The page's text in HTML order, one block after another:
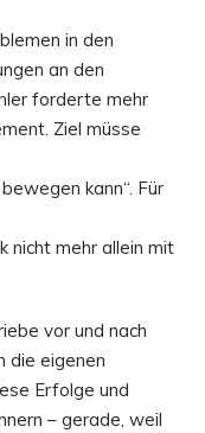
in den
an den
forderte mehr
Ziel müsse
kann“. Für
nicht mehr allein mit
vor und nach
die eigenen
Erfolge und
– gerade, weil